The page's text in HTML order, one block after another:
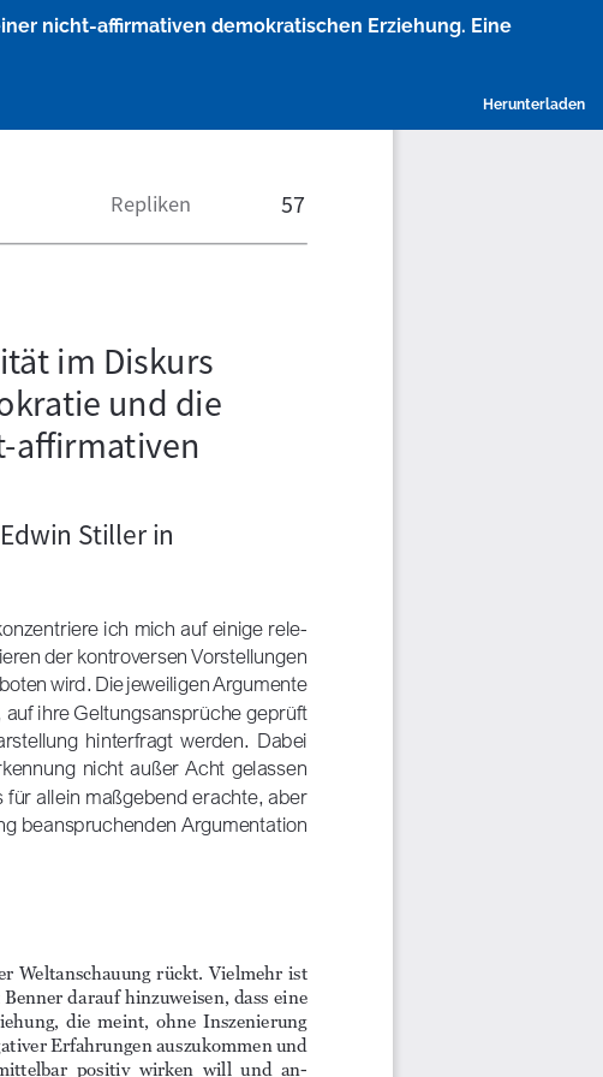
nicht-affirmativen demokratischen Erziehung. Eine
Herunterladen